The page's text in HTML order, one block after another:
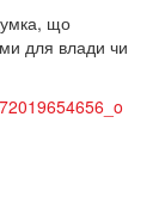
що
для влади чи